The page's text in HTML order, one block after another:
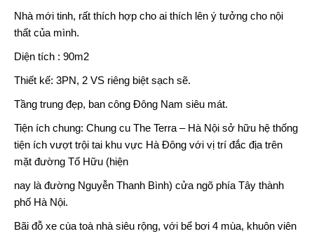
Nhà mới tinh, rất thích hợp cho ai thích lên ý tưởng cho nội
thất của mình.
Diện tích : 90m2
Thiết kế: 3PN, 2 VS riêng biệt sạch sẽ.
Tầng trung đẹp, ban công Đông Nam siêu mát.
Tiện ích chung: Chung cu The Terra – Hà Nội sở hữu hệ thống
tiện ích vượt trội tai khu vực Hà Đông với vị trí đắc địa trên
mặt đường Tố Hữu (hiện
nay là đường Nguyễn Thanh Bình) cửa ngõ phía Tây thành
phố Hà Nội.
Bãi đỗ xe cùa toà nhà siêu rộng, với bể bơi 4 mùa, khuôn viên